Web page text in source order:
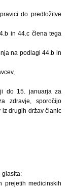
do predložitve
in 44.c člena tega
na podlagi 44.b in
do 15. januarja za
zdravje, sporočijo
iz drugih držav članic
glasita:
prejetih medicinskih